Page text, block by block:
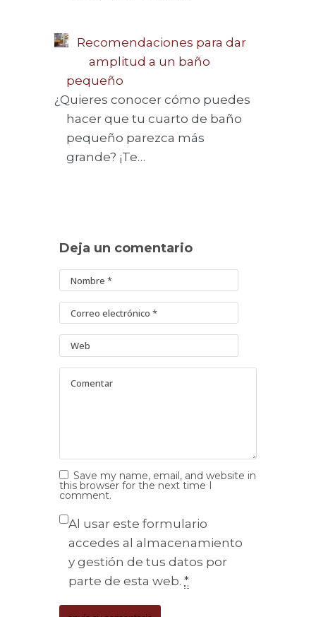
Recomendaciones para dar
amplitud a un baño
pequeño
¿Quieres conocer cómo puedes
hacer que tu cuarto de baño
pequeño parezca más
grande? ¡Te…
Deja un comentario
Save my name, email, and website in
this browser for the next time I
comment.
Al usar este formulario
accedes al almacenamiento
y gestión de tus datos por
parte de esta web. *